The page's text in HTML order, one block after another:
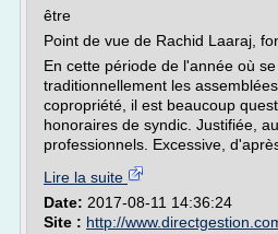
être
Point de vue de Rachid Laaraj,
En cette période de l'année où
traditionnellement les
copropriété, il est beaucoup
honoraires de syndic. Justifiée,
professionnels. Excessive, d'après
Lire la suite
Date: 2017-08-11 14:36:24
Site : http://